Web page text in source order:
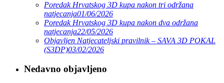
Poredak Hrvatskog 3D kupa nakon tri održana
natjecanja01/06/2026
Poredak Hrvatskog 3D kupa nakon dva održana
natjecanja22/05/2026
Objavljen Natjecateljski pravilnik – SAVA 3D POKAL
(S3DP)03/02/2026
Nedavno objavljeno